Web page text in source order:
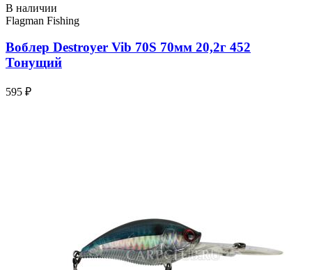
В наличии
Flagman Fishing
Воблер Destroyer Vib 70S 70мм 20,2г 452
Тонущий
595 ₽